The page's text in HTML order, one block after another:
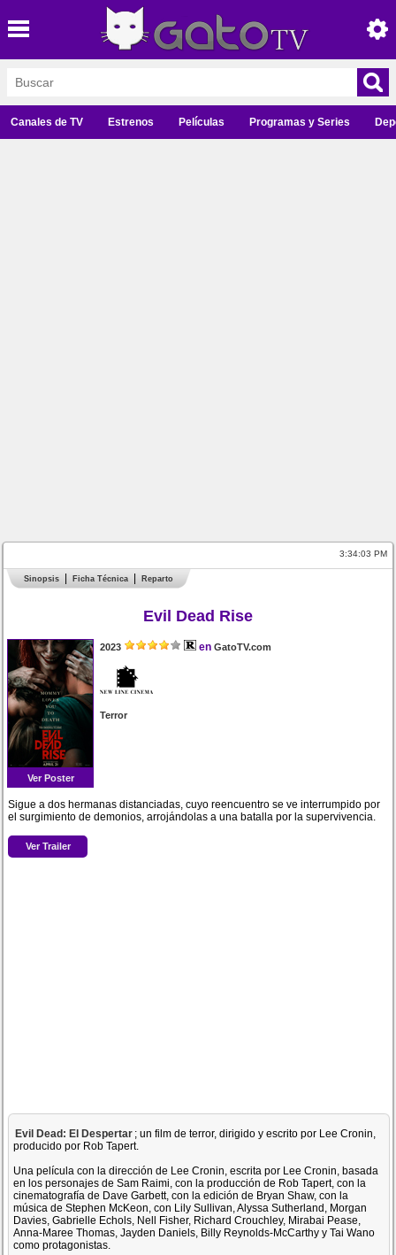
Canales de TV Estrenos Películas Programas y Series
3:34:03 PM
Sinopsis Ficha Técnica Reparto
Evil Dead Rise
Ver Poster
2023 en GatoTV.com
Terror
Sigue a dos hermanas distanciadas, cuyo reencuentro se ve interrumpido por
el surgimiento de demonios, arrojándolas a una batalla por la supervivencia.
Ver Trailer
Evil Dead: El Despertar ; un film de terror, dirigido y escrito por Lee Cronin,
producido por Rob Tapert.
Una película con la dirección de Lee Cronin, escrita por Lee Cronin, basada
en los personajes de Sam Raimi, con la producción de Rob Tapert, con la
cinematografía de Dave Garbett, con la edición de Bryan Shaw, con la
música de Stephen McKeon, con Lily Sullivan, Alyssa Sutherland, Morgan
Davies, Gabrielle Echols, Nell Fisher, Richard Crouchley, Mirabai Pease,
Anna-Maree Thomas, Jayden Daniels, Billy Reynolds-McCarthy y Tai Wano
como protagonistas.